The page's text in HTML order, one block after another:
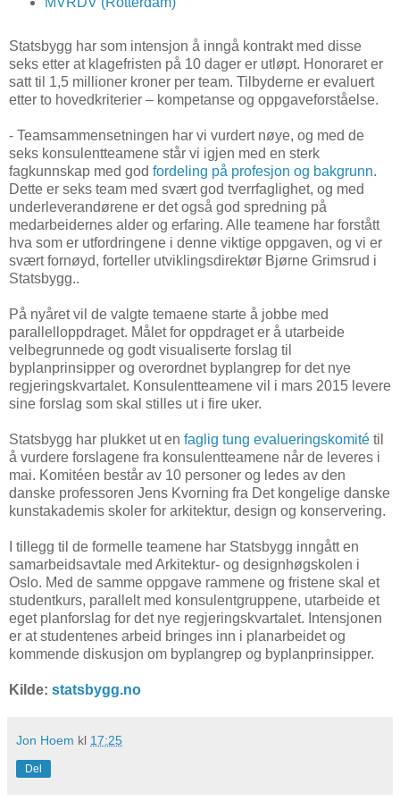
Statsbygg har som intensjon å inngå kontrakt med disse
seks etter at klagefristen på 10 dager er utløpt. Honoraret er
satt til 1,5 millioner kroner per team. Tilbyderne er evaluert
etter to hovedkriterier – kompetanse og oppgaveforståelse.
- Teamsammensetningen har vi vurdert nøye, og med de
seks konsulentteamene står vi igjen med en sterk
fagkunnskap med god fordeling på profesjon og bakgrunn.
Dette er seks team med svært god tverrfaglighet, og med
underleverandørene er det også god spredning på
medarbeidernes alder og erfaring. Alle teamene har forstått
hva som er utfordringene i denne viktige oppgaven, og vi er
svært fornøyd, forteller utviklingsdirektør Bjørne Grimsrud i
Statsbygg..
På nyåret vil de valgte temaene starte å jobbe med
parallelloppdraget. Målet for oppdraget er å utarbeide
velbegrunnede og godt visualiserte forslag til
byplanprinsipper og overordnet byplangrep for det nye
regjeringskvartalet. Konsulentteamene vil i mars 2015 levere
sine forslag som skal stilles ut i fire uker.
Statsbygg har plukket ut en faglig tung evalueringskomité til
å vurdere forslagene fra konsulentteamene når de leveres i
mai. Komitéen består av 10 personer og ledes av den
danske professoren Jens Kvorning fra Det kongelige danske
kunstakademis skoler for arkitektur, design og konservering.
I tillegg til de formelle teamene har Statsbygg inngått en
samarbeidsavtale med Arkitektur- og designhøgskolen i
Oslo. Med de samme oppgave rammene og fristene skal et
studentkurs, parallelt med konsulentgruppene, utarbeide et
eget planforslag for det nye regjeringskvartalet. Intensjonen
er at studentenes arbeid bringes inn i planarbeidet og
kommende diskusjon om byplangrep og byplanprinsipper.
Kilde: statsbygg.no
Jon Hoem kl 17:25
Del